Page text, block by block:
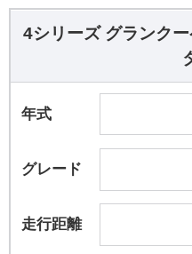
4シリーズ グランク
年式
グレード
走行距離